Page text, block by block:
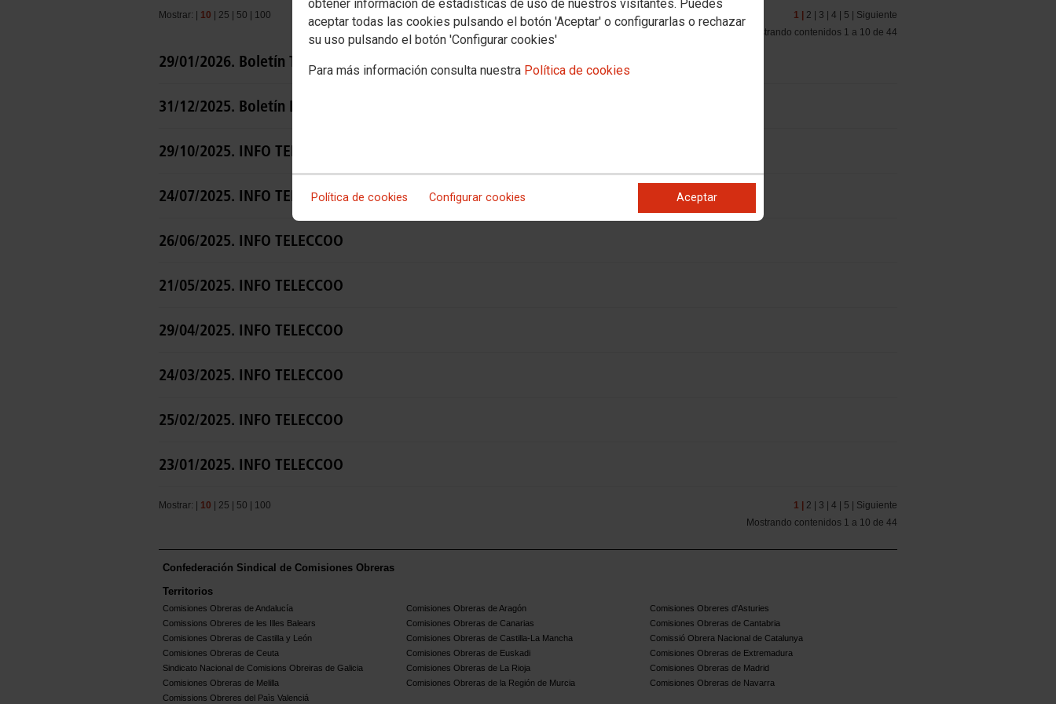
obtener información de estadísticas de uso de nuestros visitantes. Puedes
aceptar todas las cookies pulsando el botón 'Aceptar' o configurarlas o rechazar
su uso pulsando el botón 'Configurar cookies'
Para más información consulta nuestra Política de cookies
Política de cookies Configurar cookies Aceptar
Mostrar: | 10 | 25 | 50 | 100 1 | 2 | 3 | 4 | 5 | Siguiente
Mostrando contenidos 1 a 10 de 44
29/01/2026. Boletín Técnico del Sector de Telecomunicaciones enero 26
31/12/2025. Boletín Info Teleccoo nº45
29/10/2025. INFO TELECCOO
24/07/2025. INFO TELECCOO
26/06/2025. INFO TELECCOO
21/05/2025. INFO TELECCOO
29/04/2025. INFO TELECCOO
24/03/2025. INFO TELECCOO
25/02/2025. INFO TELECCOO
23/01/2025. INFO TELECCOO
Mostrar: | 10 | 25 | 50 | 100 1 | 2 | 3 | 4 | 5 | Siguiente
Mostrando contenidos 1 a 10 de 44
Confederación Sindical de Comisiones Obreras
Territorios
Comisiones Obreras de Andalucía Comisiones Obreras de Aragón
Comisiones Obreres d'Asturies
Comissions Obreres de les Illes Balears
Comisiones Obreras de Canarias
Comisiones Obreras de Cantabria
Comisiones Obreras de Castilla y León
Comisiones Obreras de Castilla-La Mancha
Comissió Obrera Nacional de Catalunya
Comisiones Obreras de Ceuta
Comisiones Obreras de Euskadi
Comisiones Obreras de Extremadura
Sindicato Nacional de Comisions Obreiras de Galicia
Comisiones Obreras de La Rioja
Comisiones Obreras de Madrid
Comisiones Obreras de Melilla
Comisiones Obreras de la Región de Murcia
Comisiones Obreras de Navarra
Comissions Obreres del Paìs Valenciá